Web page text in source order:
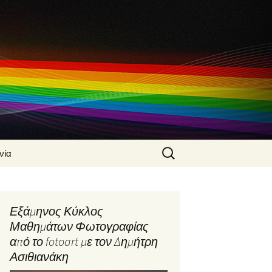
από τον
από τον
Search
for:
Εξάμηνος Κύκλος
Μαθημάτων Φωτογραφίας
από το fotoart με τον Δημήτρη
Ασιθιανάκη